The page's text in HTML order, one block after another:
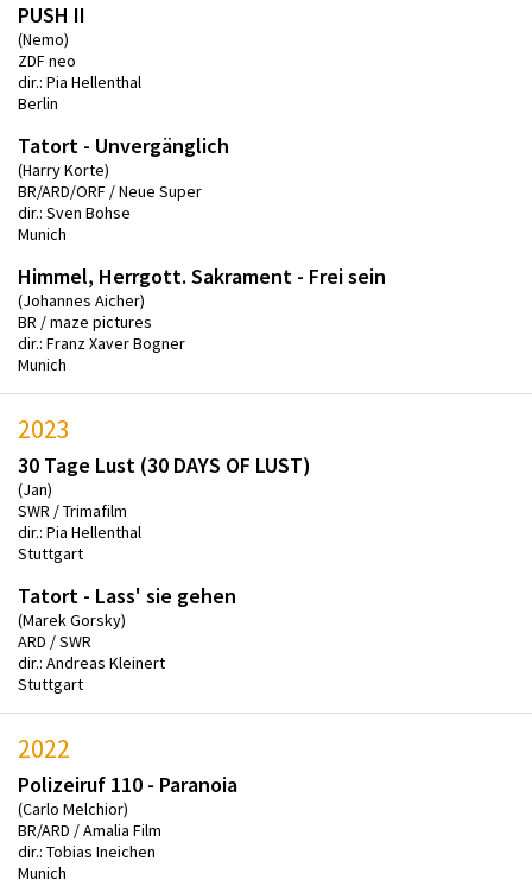
PUSH II
(Nemo)
ZDF neo
dir.: Pia Hellenthal
Berlin
Tatort - Unvergänglich
(Harry Korte)
BR/ARD/ORF / Neue Super
dir.: Sven Bohse
Munich
Himmel, Herrgott. Sakrament - Frei sein
(Johannes Aicher)
BR / maze pictures
dir.: Franz Xaver Bogner
Munich
2023
30 Tage Lust (30 DAYS OF LUST)
(Jan)
SWR / Trimafilm
dir.: Pia Hellenthal
Stuttgart
Tatort - Lass' sie gehen
(Marek Gorsky)
ARD / SWR
dir.: Andreas Kleinert
Stuttgart
2022
Polizeiruf 110 - Paranoia
(Carlo Melchior)
BR/ARD / Amalia Film
dir.: Tobias Ineichen
Munich